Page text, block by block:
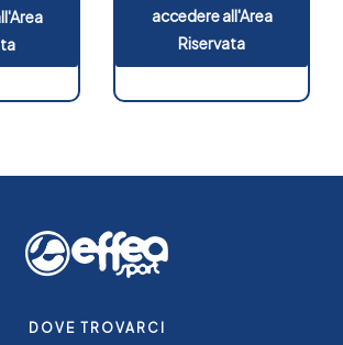
accedere all'Area
Riservata
DOVE TROVARCI